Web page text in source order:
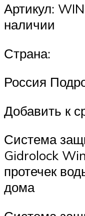
Артикул:
наличии
Страна:
Россия
Добавить к
Система
Gidrolock
протечек
дома